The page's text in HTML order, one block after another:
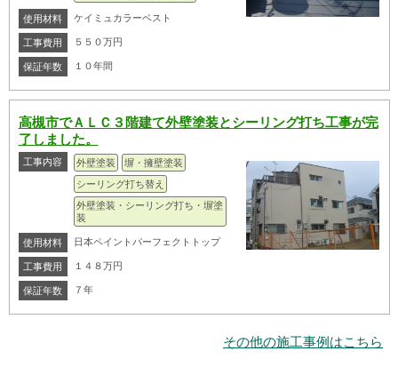
使用材料 ケイミュカラーベスト
工事費用 ５５０万円
保証年数 １０年間
高槻市でＡＬＣ３階建て外壁塗装とシーリング打ち工事が完
了しました。
工事内容 外壁塗装
塀・擁壁塗装
シーリング打ち替え
外壁塗装・シーリング打ち・塀塗
装
使用材料 日本ペイントパーフェクトトップ
工事費用 １４８万円
保証年数 ７年
その他の施工事例はこちら